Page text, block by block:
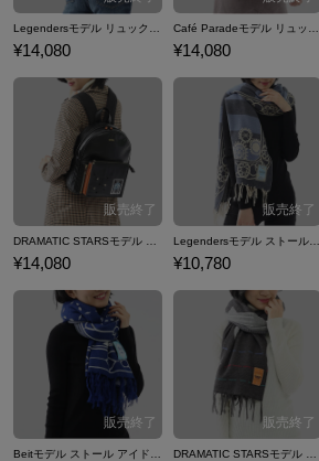
Legendersモデル リュック アイドルマスター SideM
¥14,080
Café Paradeモデル リュック アイドルマスター SideM
¥14,080
¥14,080
Legendersモデル ストール アイドルマスター SideM
¥10,780